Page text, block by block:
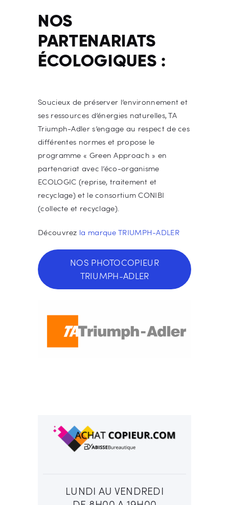
NOS
PARTENARIATS
ÉCOLOGIQUES :
Soucieux de préserver l’environnement et
ses ressources d’énergies naturelles, TA
Triumph-Adler s’engage au respect de ces
différentes normes et propose le
programme « Green Approach » en
partenariat avec l’éco-organisme
ECOLOGIC (reprise, traitement et
recyclage) et le consortium CONIBI
(collecte et recyclage).
Découvrez la marque TRIUMPH-ADLER
NOS PHOTOCOPIEUR
TRIUMPH-ADLER
LUNDI AU VENDREDI